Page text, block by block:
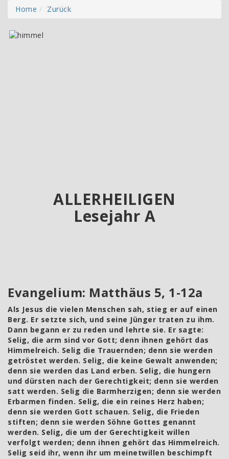
Home Zurück
ALLERHEILIGEN
Lesejahr A
Evangelium: Matthäus 5, 1-12a
Als Jesus die vielen Menschen sah, stieg er auf einen
Berg. Er setzte sich, und seine Jünger traten zu ihm.
Dann begann er zu reden und lehrte sie. Er sagte:
Selig, die arm sind vor Gott; denn ihnen gehört das
Himmelreich. Selig die Trauernden; denn sie werden
getröstet werden. Selig, die keine Gewalt anwenden;
denn sie werden das Land erben. Selig, die hungern
und dürsten nach der Gerechtigkeit; denn sie werden
satt werden. Selig die Barmherzigen; denn sie werden
Erbarmen finden. Selig, die ein reines Herz haben;
denn sie werden Gott schauen. Selig, die Frieden
stiften; denn sie werden Söhne Gottes genannt
werden. Selig, die um der Gerechtigkeit willen
verfolgt werden; denn ihnen gehört das Himmelreich.
Selig seid ihr, wenn ihr um meinetwillen beschimpft